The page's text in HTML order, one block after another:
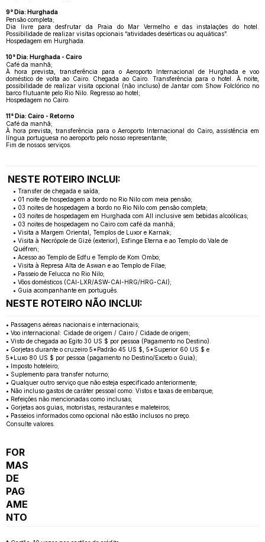
NESTE ROTEIRO INCLUI:
• Transfer de chegada e saída;
• 01 noite de hospedagem a bordo no Rio Nilo com meia pensão;
• 03 noites de hospedagem a bordo no Rio Nilo com pensão completa;
• 03 noites de hospedagem em Hurghada com All inclusive sem bebidas alcoólicas;
• 03 noites de hospedagem no Cairo com café da manhã;
• Visita a Margem Oriental, Templos de Luxor e Karnak;
• Visita à Necrópole de Gizé (exterior), Esfinge Eterna e ao Templo do Vale de
Quéfren;
• Acesso ao Templo de Edfu e Templo de Kom Ombo;
• Visita à Represa Alta de Aswan e ao Templo de Filae;
• Passeio de Felucca no Rio Nilo;
• Vôos domésticos (CAI-LXR/ASW-CAI-HRG/HRG-CAI);
• Guia acompanhante em português.
NESTE ROTEIRO NÃO INCLUI:
• Passagens aéreas nacionais e internacionais;
• Voo internacional: Cidade de origem / Cairo / Cidade de origem;
• Visto de chegada ao Egito 30 US $ por pessoa (Pagamento no Destino).
• Gorjetas durante o cruzeiro 5*Padrão 45 US $, 5*Superior 60 US $ e
5*Luxo 80 US $ por pessoa (pagamento no Destino/Exceto o Guia);
• Imposto hoteleiro;
• Suplemento para transfer noturno;
• Qualquer outro serviço que não esteja especificado anteriormente;
• Não incluso gastos de caráter pessoal como: Vistos e taxas de embarque;
• Refeições não mencionadas como inclusas;
• Gorjetas aos guias, motoristas, restaurantes e maleteiros;
• Passeios informados como opcional não estão inclusos no preço.
Consulte valores.
9° Dia: Hurghada
Pensão completa;
Dia livre para desfrutar da Praia do Mar Vermelho e das instalações do hotel.
Possibilidade de realizar visitas opcionais “atividades desérticas ou aquáticas”.
Hospedagem em Hurghada.
10° Dia: Hurghada - Cairo
Café da manhã;
À hora prevista, transferência para o Aeroporto Internacional de Hurghada e voo
doméstico de volta ao Cairo. Chegada ao Cairo. Transferência para o hotel. À noite,
possibilidade de realizar visita opcional (não incluso) de Jantar com Show Folclórico no
barco flutuante pelo Rio Nilo. Regresso ao hotel;
Hospedagem no Cairo.
11° Dia: Cairo - Retorno
Café da manhã;
À hora prevista, transferência para o Aeroporto Internacional do Cairo, assistência em
língua portuguesa no aeroporto pelo nosso representante;
Fim de nossos serviços.
FOR
MAS
DE
PAG
AME
NTO